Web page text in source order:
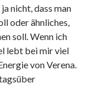
nicht, dass man
oder ähnliches,
soll. Wenn ich
lebt bei mir viel
von Verena.